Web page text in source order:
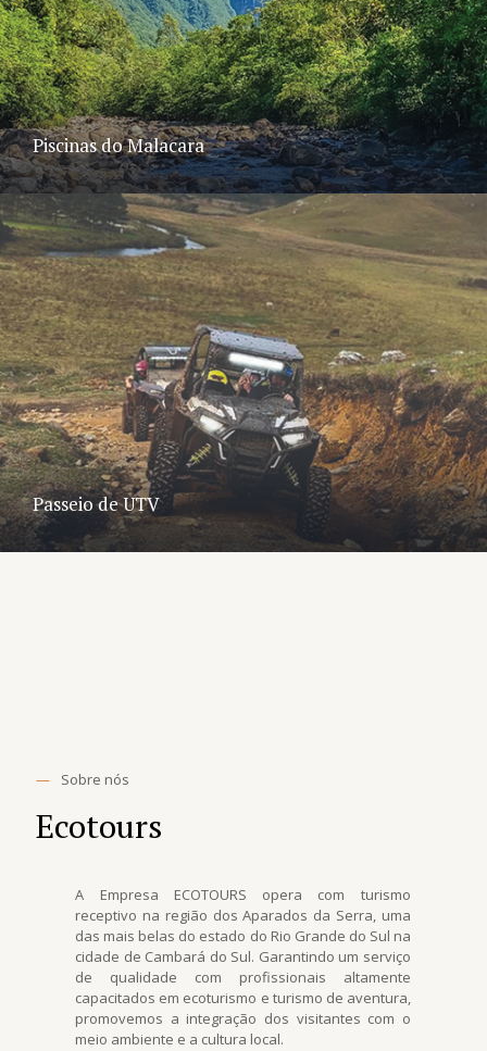
Piscinas do Malacara
Passeio de UTV
— Sobre nós
Ecotours
A Empresa ECOTOURS opera com turismo
receptivo na região dos Aparados da Serra, uma
das mais belas do estado do Rio Grande do Sul na
cidade de Cambará do Sul. Garantindo um serviço
de qualidade com profissionais altamente
capacitados em ecoturismo e turismo de aventura,
promovemos a integração dos visitantes com o
meio ambiente e a cultura local.